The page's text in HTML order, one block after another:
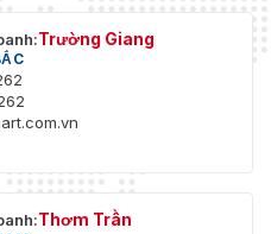
Trường Giang
Thơm Trần